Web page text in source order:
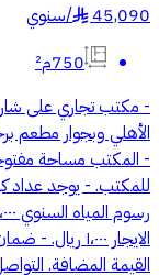
45,090
§
/سنوي
750م²
- مكتب تجاري على شارع
الأهلي وبجوار مطعم
- المكتب مساحة
للمكتب. - يوجد
القيمة المضافة.